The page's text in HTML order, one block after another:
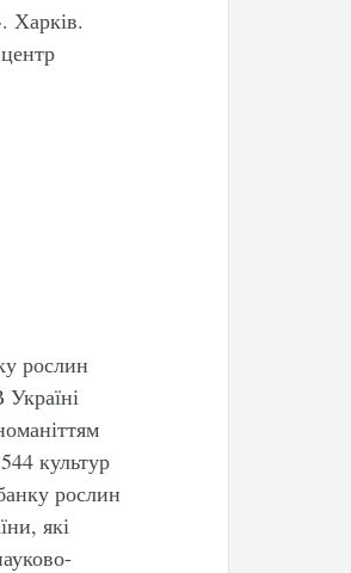
Харків.
рослин
культур
рослин
які